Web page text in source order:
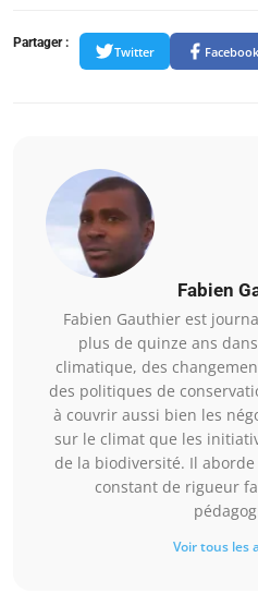
Partager :
Twitter Facebook
Fabien
Fabien Gauthier est
plus de quinze ans
climatique, des
des politiques de
à couvrir aussi bien les
sur le climat que les
de la biodiversité. Il
constant de rigueur
Voir tous les